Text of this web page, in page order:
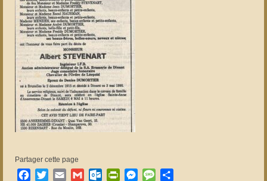
Partager cette page
Facebook
TwitterEmail GmailOutlook.com
PrintFriendly
Messenger
Message